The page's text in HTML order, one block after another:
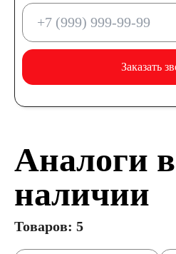
Заказать
Аналоги в
наличии
Товаров: 5